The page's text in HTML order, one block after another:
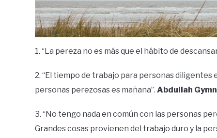
1. “La pereza no es más que el hábito de
2. “El tiempo de trabajo para personas
personas perezosas es mañana”. Abdullah
3. “No tengo nada en común con las personas
Grandes cosas provienen del trabajo duro y la